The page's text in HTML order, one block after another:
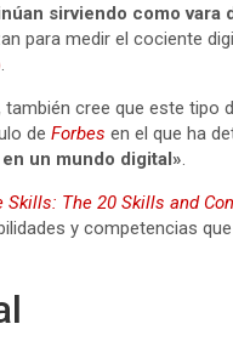
sirviendo como vara
para medir el cociente
.
cree que este tipo
de Forbes en el que ha
un mundo digital».
Skills: The 20 Skills and
y competencias